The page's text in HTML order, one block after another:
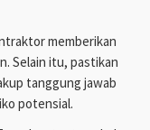
memberikan
Selain itu, pastikan
tanggung jawab
potensial.